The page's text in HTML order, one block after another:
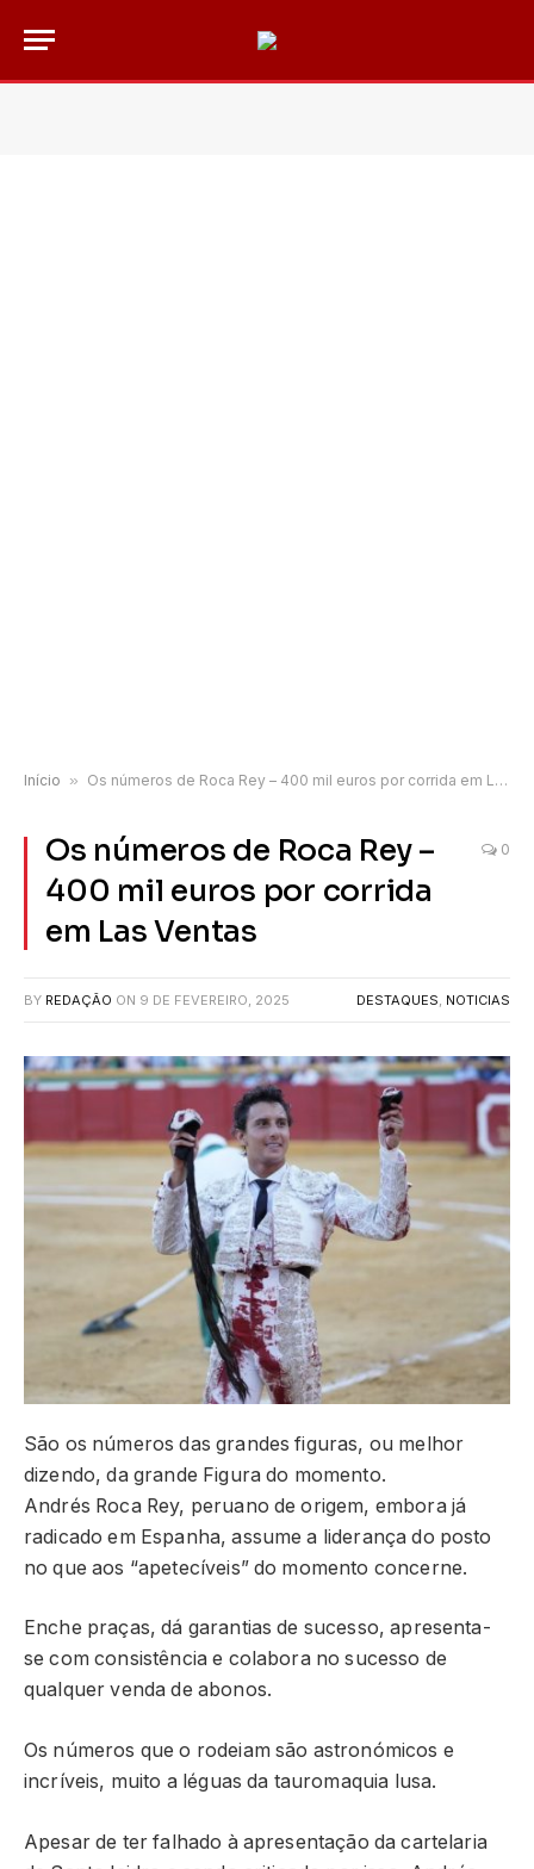
Início » Os números de Roca Rey – 400 mil euros por corrida em Las Ventas
Os números de Roca Rey –
400 mil euros por corrida
em Las Ventas
0
BY REDAÇÃO ON 9 DE FEVEREIRO, 2025 DESTAQUES, NOTICIAS
São os números das grandes figuras, ou melhor
dizendo, da grande Figura do momento.
Andrés Roca Rey, peruano de origem, embora já
radicado em Espanha, assume a liderança do posto
no que aos “apetecíveis” do momento concerne.
Enche praças, dá garantias de sucesso, apresenta-
se com consistência e colabora no sucesso de
qualquer venda de abonos.
Os números que o rodeiam são astronómicos e
incríveis, muito a léguas da tauromaquia lusa.
Apesar de ter falhado à apresentação da cartelaria